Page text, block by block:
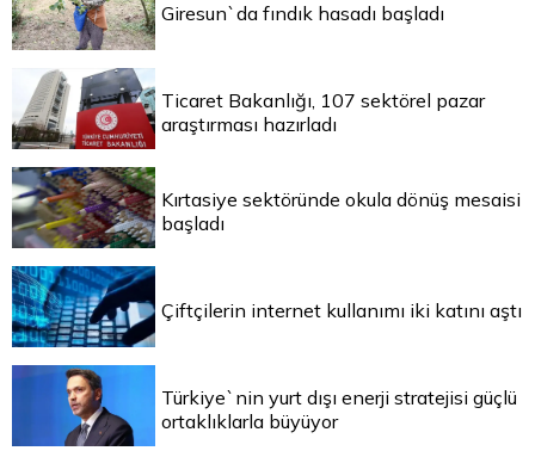
Giresun`da fındık hasadı başladı
Ticaret Bakanlığı, 107 sektörel pazar
araştırması hazırladı
Kırtasiye sektöründe okula dönüş mesaisi
başladı
Çiftçilerin internet kullanımı iki katını aştı
Türkiye`nin yurt dışı enerji stratejisi güçlü
ortaklıklarla büyüyor